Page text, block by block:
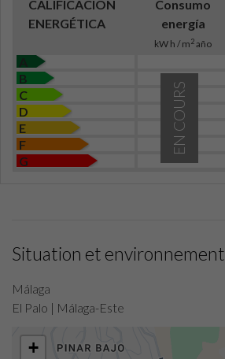
CALIFICACIÓN
ENERGÉTICA
Consumo
energía
kW h / m2año
A
B
C
D
E
F
G
EN COURS
Situation et environnement
Málaga
El Palo | Málaga-Este
+